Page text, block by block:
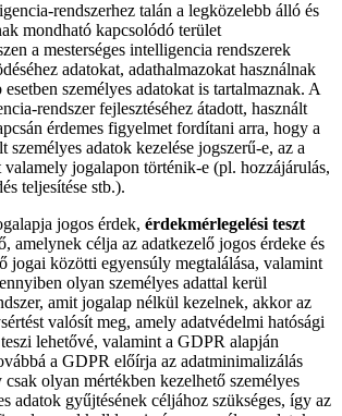
rendszerhez talán a legközelebb álló és
mondható kapcsolódó terület
a mesterséges intelligencia rendszerek
adatokat, adathalmazokat használnak
személyes adatokat is tartalmaznak. A
rendszer fejlesztéséhez átadott, használt
érdemes figyelmet fordítani arra, hogy a
személyes adatok kezelése jogszerű-e, az a
jogalapon történik-e (pl. hozzájárulás,
teljesítése stb.).
jogos érdek, érdekmérlegelési teszt
amelynek célja az adatkezelő jogos érdeke és
jogai közötti egyensúly megtalálása, valamint
olyan személyes adattal kerül
amit jogalap nélkül kezelnek, akkor az
valósít meg, amely adatvédelmi hatósági
lehetővé, valamint a GDPR alapján
a GDPR előírja az adatminimalizálás
olyan mértékben kezelhető személyes
adatok gyűjtésének céljához szükséges, így az